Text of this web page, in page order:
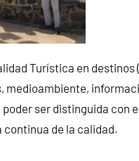
Turística en destinos
medioambiente,
ser distinguida con
de la calidad.